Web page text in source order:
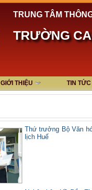
TRUNG TÂM
TRƯỜNG
GIỚI THIỆU TIN TỨC
Thứ trưởng Bộ Văn
lịch Huế